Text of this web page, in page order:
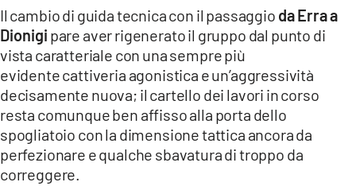
LACAPITALENEWS.IT
App
ANDROID
APPLE
Il cambio di guida tecnica con il passaggio da Erra a
Dionigi pare aver rigenerato il gruppo dal punto di
vista caratteriale con una sempre più
evidente cattiveria agonistica e un’aggressività
decisamente nuova; il cartello dei lavori in corso
resta comunque ben affisso alla porta dello
spogliatoio con la dimensione tattica ancora da
perfezionare e qualche sbavatura di troppo da
correggere.